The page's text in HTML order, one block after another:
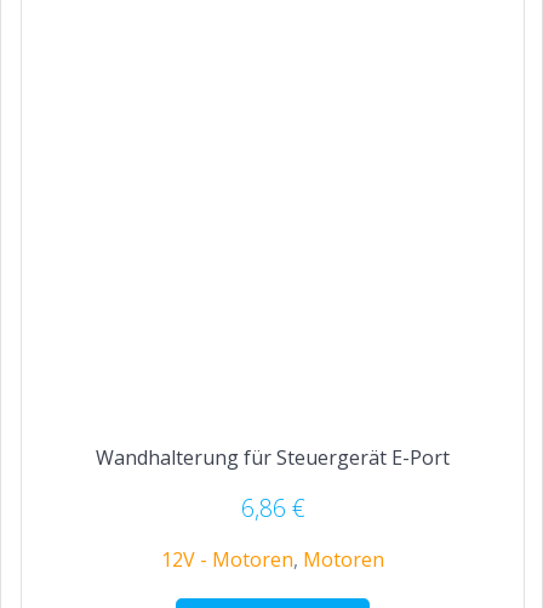
Wandhalterung für Steuergerät E-Port
6,86 €
12V - Motoren, Motoren